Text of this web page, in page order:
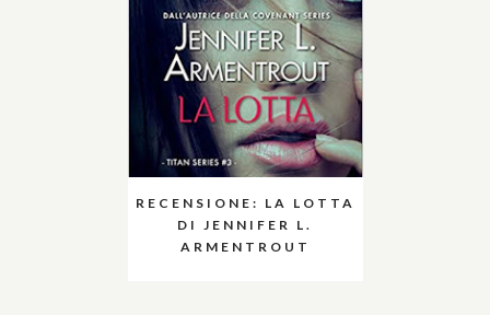
RECENSIONE: LA LOTTA
DI JENNIFER L.
ARMENTROUT